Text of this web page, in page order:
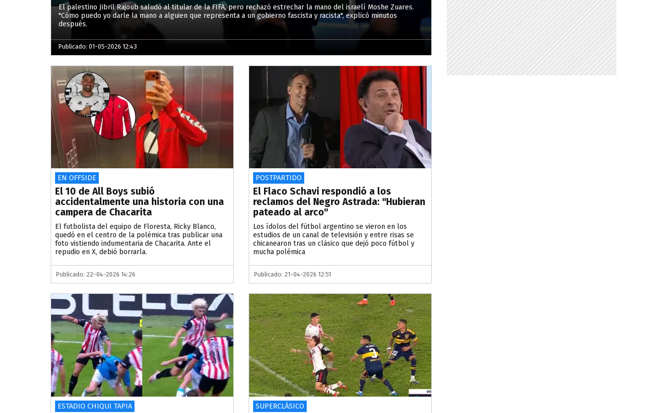
El palestino Jibril Rajoub saludó al titular de la FIFA, pero rechazó estrechar la mano del israelí Moshe Zuares.
"Cómo puedo yo darle la mano a alguien que representa a un gobierno fascista y racista", explicó minutos
después.
Publicado: 01-05-2026 12:43
EN OFFSIDE
El 10 de All Boys subió
accidentalmente una historia con una
campera de Chacarita
El futbolista del equipo de Floresta, Ricky Blanco,
quedó en el centro de la polémica tras publicar una
foto vistiendo indumentaria de Chacarita. Ante el
repudio en X, debió borrarla.
Publicado: 22-04-2026 14:26
POSTPARTIDO
El Flaco Schavi respondió a los
reclamos del Negro Astrada: "Hubieran
pateado al arco"
Los ídolos del fútbol argentino se vieron en los
estudios de un canal de televisión y entre risas se
chicanearon tras un clásico que dejó poco fútbol y
mucha polémica
Publicado: 21-04-2026 12:51
ESTADIO CHIQUI TAPIA SUPERCLÁSICO